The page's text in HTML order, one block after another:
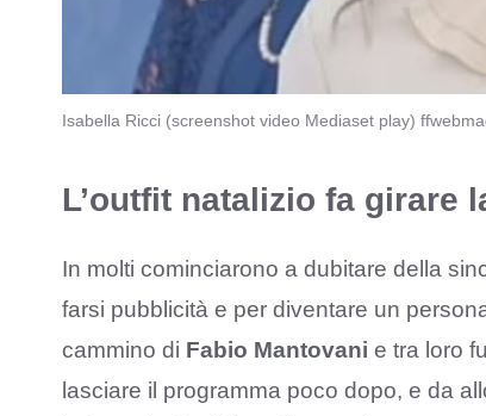
Isabella Ricci (screenshot video Mediaset play)
L’outfit natalizio fa girare
In molti cominciarono a dubitare della
farsi pubblicità e per diventare un
cammino di Fabio Mantovani e tra loro
lasciare il programma poco dopo, e da